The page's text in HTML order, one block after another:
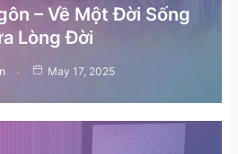
– Về Một Đời Sống
Lòng Đời
May 17, 2025